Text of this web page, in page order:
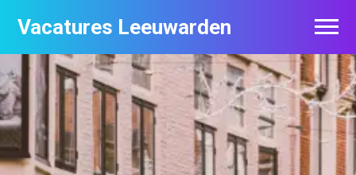
Vacatures Leeuwarden
Vacatures per bedrijf
De populairste vacatures in Leeuwarden
Nieuwsbrief feed